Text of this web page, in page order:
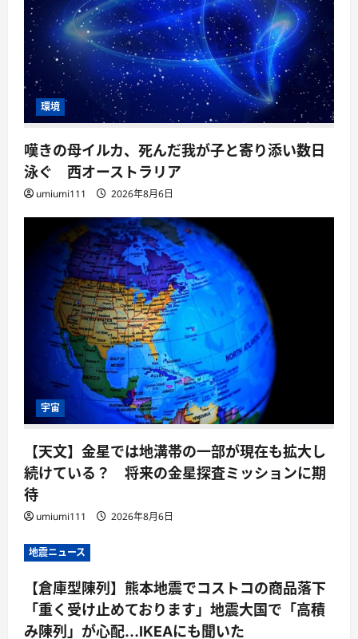
環境
嘆きの母イルカ、死んだ我が子と寄り添い数日
泳ぐ 西オーストラリア
umiumi111 2026年8月6日
宇宙
【天文】金星では地溝帯の一部が現在も拡大し
続けている？ 将来の金星探査ミッションに期
待
umiumi111 2026年8月6日
地震ニュース
【倉庫型陳列】熊本地震でコストコの商品落下
「重く受け止めております」地震大国で「高積
み陳列」が心配…IKEAにも聞いた